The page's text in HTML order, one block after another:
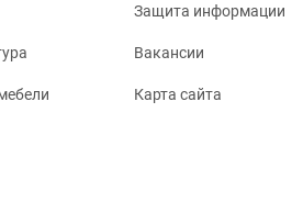
Защита информации
Вакансии
Карта сайта